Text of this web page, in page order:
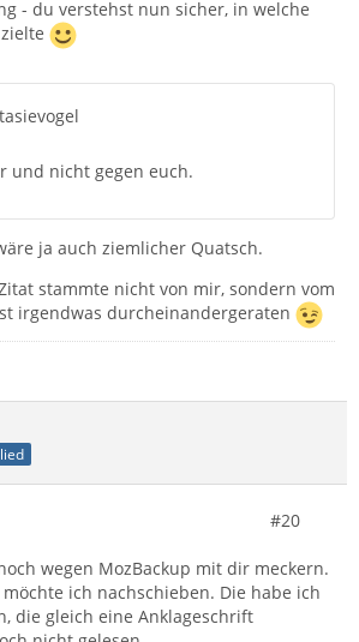
- du verstehst nun sicher, in welche
und nicht gegen euch.
ja auch ziemlicher Quatsch.
stammte nicht von mir, sondern vom
irgendwas durcheinandergeraten
#20
wegen MozBackup mit dir meckern.
ich nachschieben. Die habe ich
die gleich eine Anklageschrift